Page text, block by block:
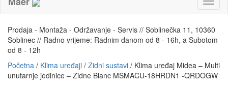
Prodaja - Montaža - Održavanje - Servis // Soblinečka 11, 10360
Soblinec // Radno vrijeme: Radnim danom od 8 - 16h, a Subotom
od 8 - 12h
Početna / Klima uređaji / Zidni sustavi / Klima uređaj Midea – Multi
unutarnje jedinice – Zidne Blanc MSMACU-18HRDN1 -QRDOGW